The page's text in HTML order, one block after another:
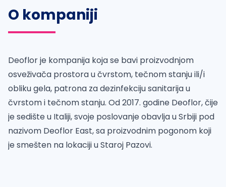
O kompaniji
Deoflor je kompanija koja se bavi proizvodnjom
osveživača prostora u čvrstom, tečnom stanju ili/i
obliku gela, patrona za dezinfekciju sanitarija u
čvrstom i tečnom stanju. Od 2017. godine Deoflor, čije
je sedište u Italiji, svoje poslovanje obavlja u Srbiji pod
nazivom Deoflor East, sa proizvodnim pogonom koji
je smešten na lokaciji u Staroj Pazovi.